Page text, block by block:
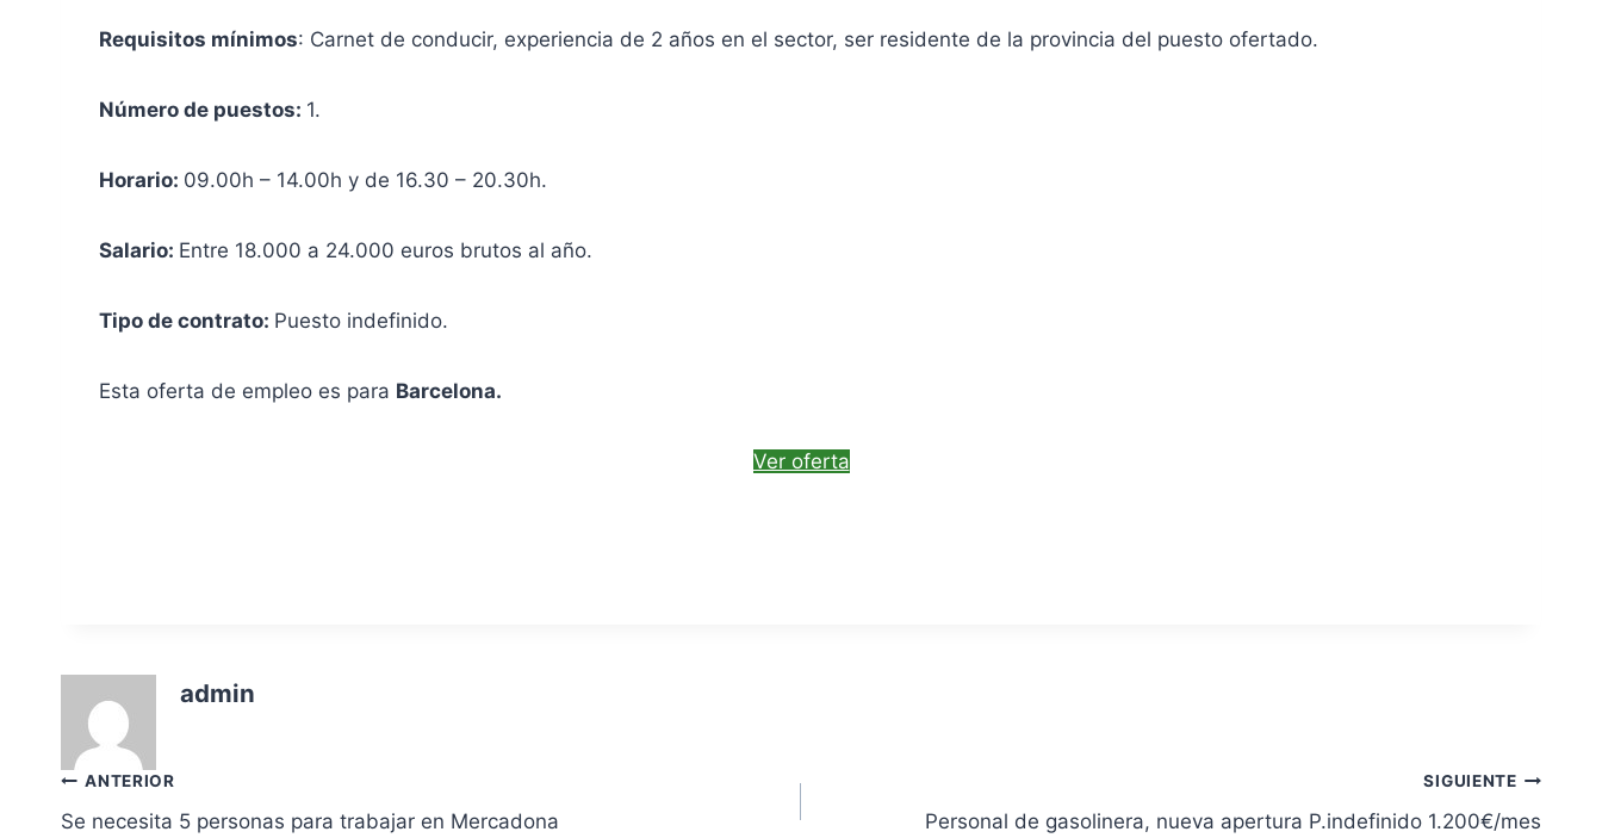
Requisitos mínimos: Carnet de conducir, experiencia de 2 años en el sector, ser residente de la provincia del puesto ofertado.
Número de puestos: 1.
Horario: 09.00h – 14.00h y de 16.30 – 20.30h.
Salario: Entre 18.000 a 24.000 euros brutos al año.
Tipo de contrato: Puesto indefinido.
Esta oferta de empleo es para Barcelona.
Ver oferta
admin
Navegación
ANTERIOR
Se necesita 5 personas para trabajar en Mercadona
SIGUIENTE
Personal de gasolinera, nueva apertura P.indefinido 1.200€/mes